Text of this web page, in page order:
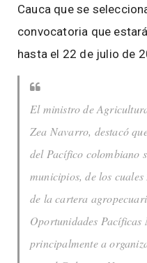
Cauca que se
convocatoria que
hasta el 22 de julio de
El ministro de
Zea Navarro, destacó
del Pacífico colombiano
municipios, de los
de la cartera
Oportunidades
principalmente a